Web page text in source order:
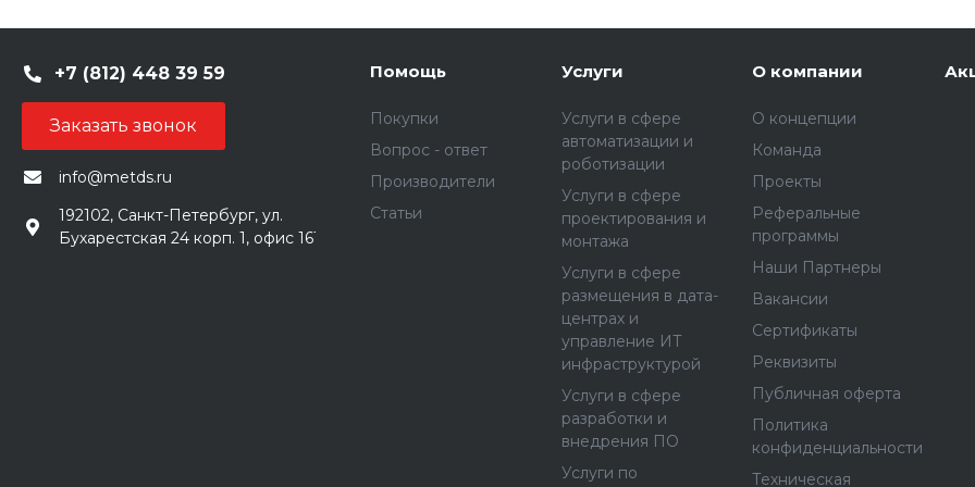
+7 (812) 448 39 59
Заказать звонок
info@metds.ru
192102, Санкт-Петербург, ул.
Бухарестская 24 корп. 1, офис 161
Помощь
Покупки
Вопрос - ответ
Производители
Статьи
Услуги
Услуги в сфере
автоматизации и
роботизации
Услуги в сфере
проектирования и
монтажа
Услуги в сфере
размещения в дата-
центрах и
управление ИТ
инфраструктурой
Услуги в сфере
разработки и
внедрения ПО
Услуги по
О компании
О концепции
Команда
Проекты
Реферальные
программы
Наши Партнеры
Вакансии
Сертификаты
Реквизиты
Публичная оферта
Политика
конфиденциальности
Техническая